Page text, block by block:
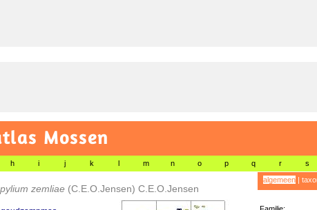
Mossen
h i j k l m n o p q r s
zemliae (C.E.O.Jensen) C.E.O.Jensen
algemeen|